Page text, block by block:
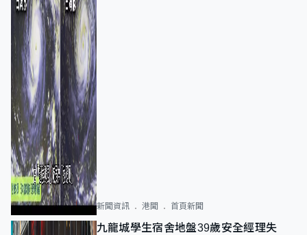
新聞資訊 港聞 首頁新聞
九龍城學生宿舍地盤39歲安全經理失